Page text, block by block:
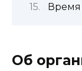
Время
Об